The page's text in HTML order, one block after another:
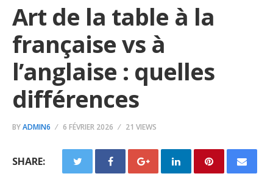
Art de la table à la
française vs à
l’anglaise : quelles
différences
BYADMIN6 6 FÉVRIER 2026 21 VIEWS
SHARE: